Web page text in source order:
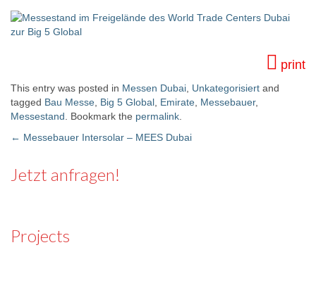
print
This entry was posted in Messen Dubai Unkategorisiert and
tagged Bau Messe Big 5 Global Emirate Messebauer,
Messestand . Bookmark the permalink
Post navigation
← Messebauer Intersolar – MEES Dubai
Jetzt anfragen!
Projects